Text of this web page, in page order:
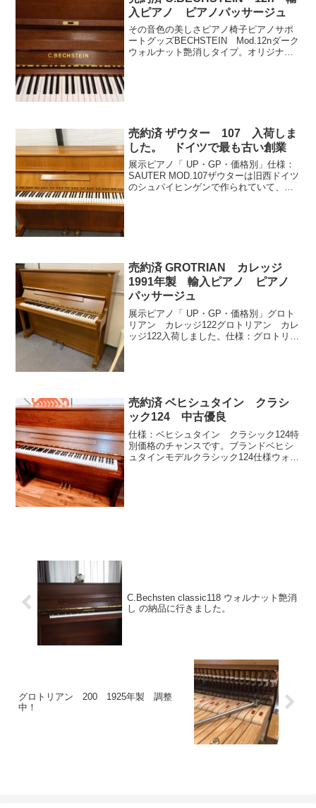
入ピアノ ピアノパッサージュ
その音色の美しさピアノ椅子ピアノサポ
ートグッズBECHSTEIN Mod.12nダーク
ウォルナット艶消しタイプ。オリジナ
売約済 ザウター 107 入荷しま
した。 ドイツで最も古い創業
展示ピアノ「 UP・GP・価格別」仕様：
SAUTER MOD.107ザウターは旧西ドイツ
のシュパイヒンゲンで作られていて、現
売約済 GROTRIAN カレッジ
1991年製 輸入ピアノ ピアノ
パッサージュ
展示ピアノ「 UP・GP・価格別」グロト
リアン カレッジ122グロトリアン カレ
ッジ122入荷しました。仕様：グロトリア
売約済 ベヒシュタイン クラシ
ック124 中古優良
仕様：ベヒシュタイン クラシック124特
別価格のチャンスです。ブランドベヒシ
ュタインモデルクラシック124仕様ウォル
C.Bechsten classic118 ウォルナット艶消
し の納品に行きました。
グロトリアン 200 1925年製 調整
中！